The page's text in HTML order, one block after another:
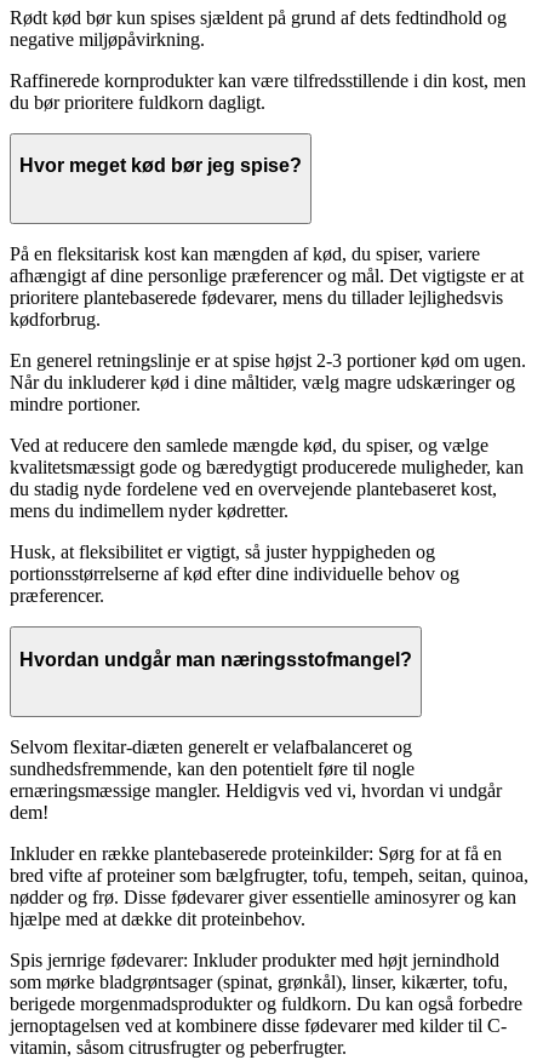
Rødt kød bør kun spises sjældent på grund af dets fedtindhold og
negative miljøpåvirkning.
Raffinerede kornprodukter kan være tilfredsstillende i din kost, men
du bør prioritere fuldkorn dagligt.
Hvor meget kød bør jeg spise?
På en fleksitarisk kost kan mængden af kød, du spiser, variere
afhængigt af dine personlige præferencer og mål. Det vigtigste er at
prioritere plantebaserede fødevarer, mens du tillader lejlighedsvis
kødforbrug.
En generel retningslinje er at spise højst 2-3 portioner kød om ugen.
Når du inkluderer kød i dine måltider, vælg magre udskæringer og
mindre portioner.
Ved at reducere den samlede mængde kød, du spiser, og vælge
kvalitetsmæssigt gode og bæredygtigt producerede muligheder, kan
du stadig nyde fordelene ved en overvejende plantebaseret kost,
mens du indimellem nyder kødretter.
Husk, at fleksibilitet er vigtigt, så juster hyppigheden og
portionsstørrelserne af kød efter dine individuelle behov og
præferencer.
Hvordan undgår man næringsstofmangel?
Selvom flexitar-diæten generelt er velafbalanceret og
sundhedsfremmende, kan den potentielt føre til nogle
ernæringsmæssige mangler. Heldigvis ved vi, hvordan vi undgår
dem!
Inkluder en række plantebaserede proteinkilder: Sørg for at få en
bred vifte af proteiner som bælgfrugter, tofu, tempeh, seitan, quinoa,
nødder og frø. Disse fødevarer giver essentielle aminosyrer og kan
hjælpe med at dække dit proteinbehov.
Spis jernrige fødevarer: Inkluder produkter med højt jernindhold
som mørke bladgrøntsager (spinat, grønkål), linser, kikærter, tofu,
berigede morgenmadsprodukter og fuldkorn. Du kan også forbedre
jernoptagelsen ved at kombinere disse fødevarer med kilder til C-
vitamin, såsom citrusfrugter og peberfrugter.